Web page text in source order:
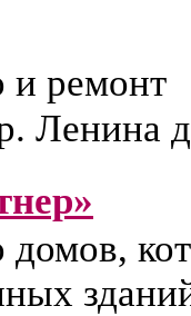
и ремонт
Ленина
домов,